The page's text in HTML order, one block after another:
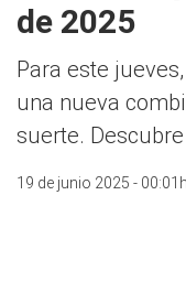
de 2025
Para este
una nueva
suerte.
19 de junio 2025 -